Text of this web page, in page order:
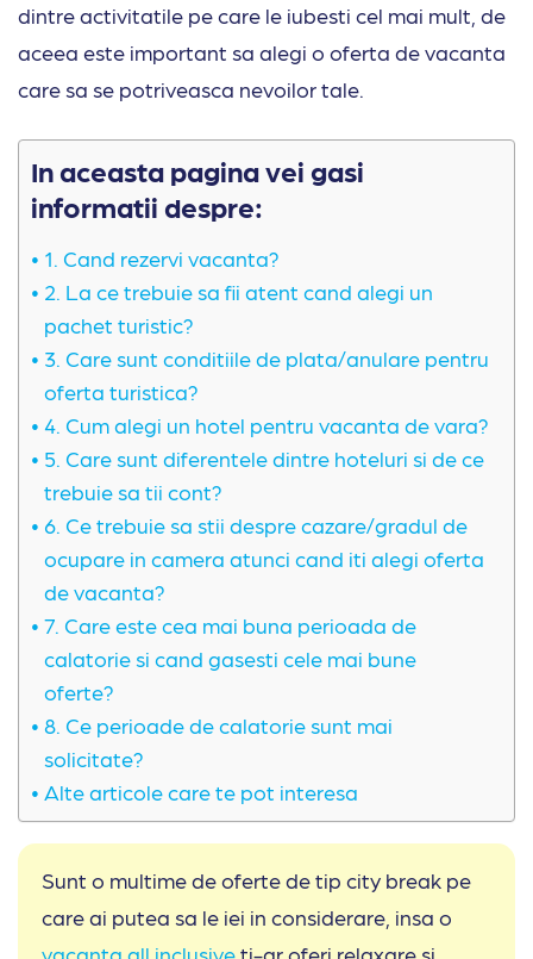
dintre activitatile pe care le iubesti cel mai mult, de
aceea este important sa alegi o oferta de vacanta
care sa se potriveasca nevoilor tale.
In aceasta pagina vei gasi
informatii despre:
1. Cand rezervi vacanta?
2. La ce trebuie sa fii atent cand alegi un
pachet turistic?
3. Care sunt conditiile de plata/anulare pentru
oferta turistica?
4. Cum alegi un hotel pentru vacanta de vara?
5. Care sunt diferentele dintre hoteluri si de ce
trebuie sa tii cont?
6. Ce trebuie sa stii despre cazare/gradul de
ocupare in camera atunci cand iti alegi oferta
de vacanta?
7. Care este cea mai buna perioada de
calatorie si cand gasesti cele mai bune
oferte?
8. Ce perioade de calatorie sunt mai
solicitate?
Alte articole care te pot interesa
Sunt o multime de oferte de tip city break pe
care ai putea sa le iei in considerare, insa o
vacanta all inclusiveti-ar oferi relaxare si